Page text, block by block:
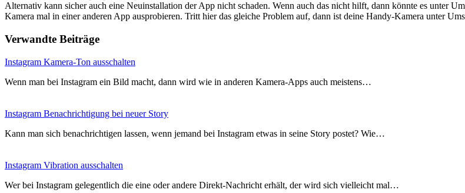
Alternativ kann sicher auch eine Neuinstallation der App nicht schaden. Wenn auch das nicht hilft, dann könnte es unter
Kamera mal in einer anderen App ausprobieren. Tritt hier das gleiche Problem auf, dann ist deine Handy-Kamera unter
Verwandte Beiträge
Instagram Kamera-Ton ausschalten
Wenn man bei Instagram ein Bild macht, dann wird wie in anderen Kamera-Apps auch meistens…
Instagram Benachrichtigung bei neuer Story
Kann man sich benachrichtigen lassen, wenn jemand bei Instagram etwas in seine Story postet? Wie…
Instagram Vibration ausschalten
Wer bei Instagram gelegentlich die eine oder andere Direkt-Nachricht erhält, der wird sich vielleicht mal…